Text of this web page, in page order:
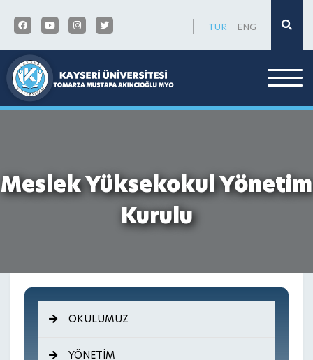
×
TUR ENG
Meslek Yüksekokul Yönetim
Kurulu
OKULUMUZ
YÖNETİM